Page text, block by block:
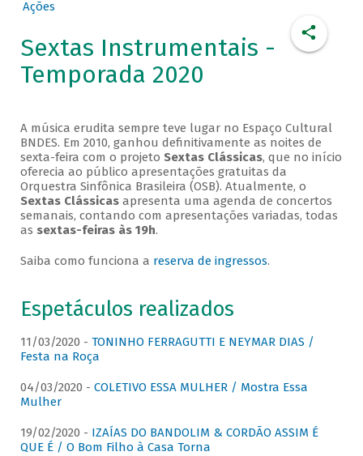
Ações
Sextas Instrumentais -
Temporada 2020
A música erudita sempre teve lugar no Espaço Cultural
BNDES. Em 2010, ganhou definitivamente as noites de
sexta-feira com o projeto Sextas Clássicas, que no início
oferecia ao público apresentações gratuitas da
Orquestra Sinfônica Brasileira (OSB). Atualmente, o
Sextas Clássicasapresenta uma agenda de concertos
semanais, contando com apresentações variadas, todas
as sextas-feiras às 19h.
Saiba como funciona a reserva de ingressos.
Espetáculos realizados
11/03/2020 - TONINHO FERRAGUTTI E NEYMAR DIAS /
Festa na Roça
04/03/2020 - COLETIVO ESSA MULHER / Mostra Essa
Mulher
19/02/2020 - IZAÍAS DO BANDOLIM & CORDÃO ASSIM É
QUE É / O Bom Filho à Casa Torna